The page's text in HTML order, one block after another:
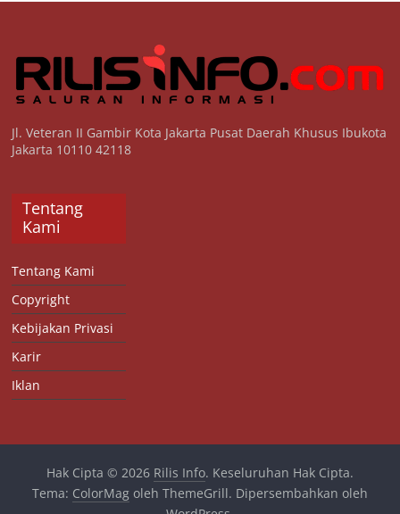
Jl. Veteran II Gambir Kota Jakarta Pusat Daerah Khusus Ibukota
Jakarta 10110 42118
Tentang
Kami
Tentang Kami
Copyright
Kebijakan Privasi
Karir
Iklan
Hak Cipta © 2026 Rilis Info. Keseluruhan Hak Cipta.
Tema: ColorMagoleh ThemeGrill. Dipersembahkan oleh